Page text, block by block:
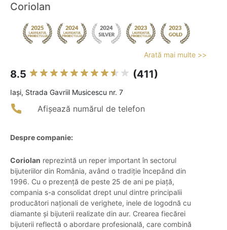
Coriolan
Arată mai multe >>
8.5 (411)
Iaşi, Strada Gavriil Musicescu nr. 7
Afișează numărul de telefon
Despre companie:
Coriolan reprezintă un reper important în sectorul
bijuteriilor din România, având o tradiție începând din
1996. Cu o prezență de peste 25 de ani pe piață,
compania s-a consolidat drept unul dintre principalii
producători naționali de verighete, inele de logodnă cu
diamante și bijuterii realizate din aur. Crearea fiecărei
bijuterii reflectă o abordare profesională, care combină